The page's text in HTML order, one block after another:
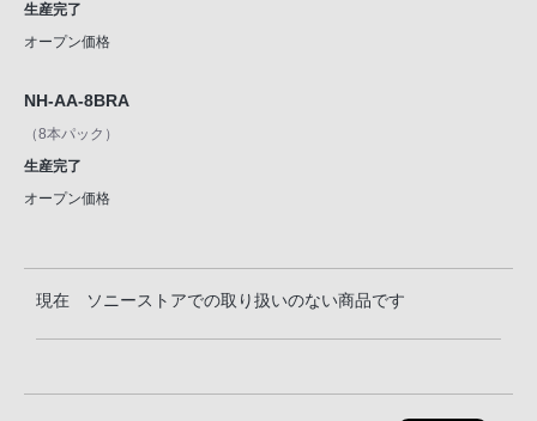
生産完了
オープン価格
NH-AA-8BRA
（8本パック）
生産完了
オープン価格
現在 ソニーストアでの取り扱いのない商品です